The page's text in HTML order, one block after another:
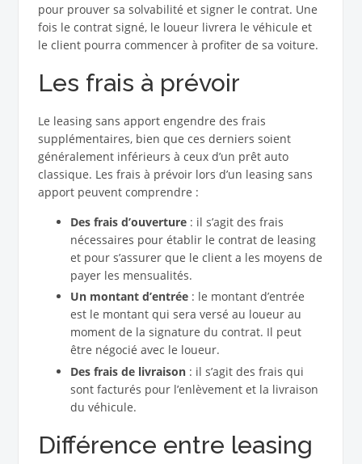
pour prouver sa solvabilité et signer le contrat. Une
fois le contrat signé, le loueur livrera le véhicule et
le client pourra commencer à profiter de sa voiture.
Les frais à prévoir
Le leasing sans apport engendre des frais
supplémentaires, bien que ces derniers soient
généralement inférieurs à ceux d’un prêt auto
classique. Les frais à prévoir lors d’un leasing sans
apport peuvent comprendre :
Des frais d’ouverture: il s’agit des frais
nécessaires pour établir le contrat de leasing
et pour s’assurer que le client a les moyens de
payer les mensualités.
Un montant d’entrée: le montant d’entrée
est le montant qui sera versé au loueur au
moment de la signature du contrat. Il peut
être négocié avec le loueur.
Des frais de livraison: il s’agit des frais qui
sont facturés pour l’enlèvement et la livraison
du véhicule.
Différence entre leasing